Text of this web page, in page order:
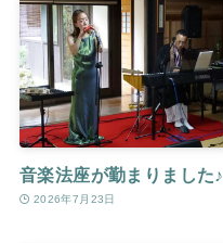
音楽法座が勤まりました♪
2026年7月23日